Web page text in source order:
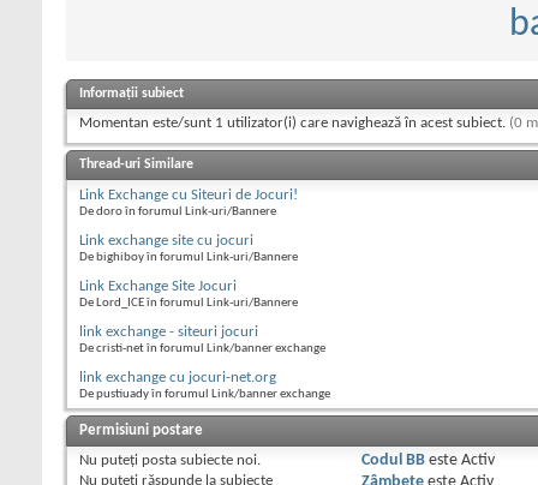
Informații subiect
Momentan este/sunt 1 utilizator(i) care navighează în acest subiect. (0
Thread-uri Similare
Link Exchange cu Siteuri de Jocuri!
De doro în forumul Link-uri/Bannere
Link exchange site cu jocuri
De bighiboy în forumul Link-uri/Bannere
Link Exchange Site Jocuri
De Lord_ICE în forumul Link-uri/Bannere
link exchange - siteuri jocuri
De cristi-net în forumul Link/banner exchange
link exchange cu jocuri-net.org
De pustiuady în forumul Link/banner exchange
Permisiuni postare
Nu puteţi posta subiecte noi.
Nu puteţi răspunde la subiecte
Codul BBeste Activ